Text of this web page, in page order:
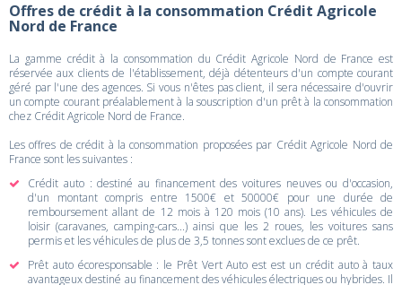
Offres de crédit à la consommation Crédit Agricole
Nord de France
La gamme crédit à la consommation du Crédit Agricole Nord de France est
réservée aux clients de l'établissement, déjà détenteurs d'un compte courant
géré par l'une des agences. Si vous n'êtes pas client, il sera nécessaire d'ouvrir
un compte courant préalablement à la souscription d'un prêt à la consommation
chez Crédit Agricole Nord de France.
Les offres de crédit à la consommation proposées par Crédit Agricole Nord de
France sont les suivantes :
Crédit auto : destiné au financement des voitures neuves ou d'occasion,
d'un montant compris entre 1500€ et 50000€ pour une durée de
remboursement allant de 12 mois à 120 mois (10 ans). Les véhicules de
loisir (caravanes, camping-cars...) ainsi que les 2 roues, les voitures sans
permis et les véhicules de plus de 3,5 tonnes sont exclues de ce prêt.
Prêt auto écoresponsable : le Prêt Vert Auto est est un crédit auto à taux
avantageux destiné au financement des véhicules électriques ou hybrides. Il